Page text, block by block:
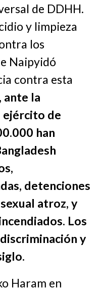
de DDHH.
y limpieza
los
Naipyidó
contra esta
ante la
de
han
detenciones
atroz, y
Los
y
Haram en